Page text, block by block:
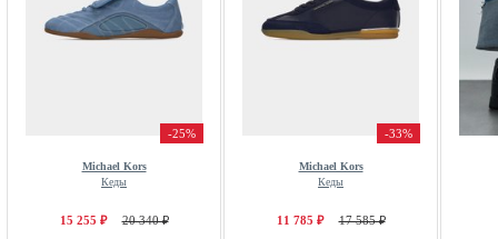
-25%
Michael Kors
Кеды
15 255 ₽ 20 340 ₽
-33%
Michael Kors
Кеды
11 785 ₽ 17 585 ₽